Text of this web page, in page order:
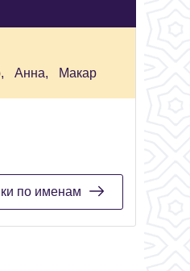
Анна, Макар
по именам